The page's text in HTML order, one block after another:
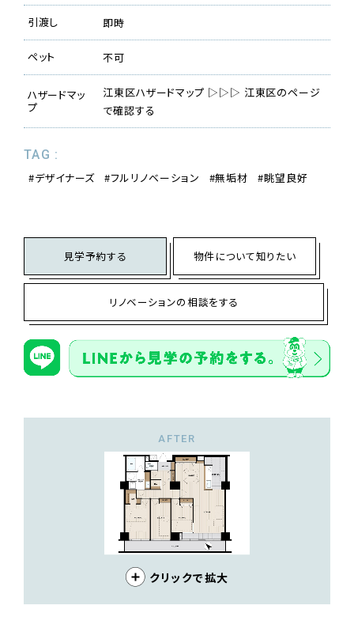
引渡し 即時
ペット 不可
ハザードマッ
プ
江東区ハザードマップ ▷▷▷ 江東区のページ
で確認する
TAG :
デザイナーズ
フルリノベーション 無垢材 眺望良好
見学予約する 物件について知りたい
リノベーションの相談をする
AFTER
クリックで拡大